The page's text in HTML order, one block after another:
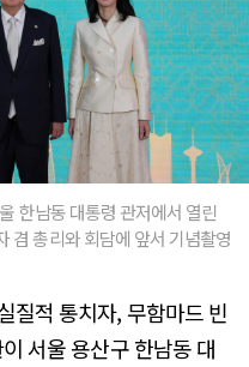
한남동 대통령 관저에서 열린
겸 총리와 회담에 앞서 기념촬영
질적 통치자, 무함마드 빈
서울 용산구 한남동 대